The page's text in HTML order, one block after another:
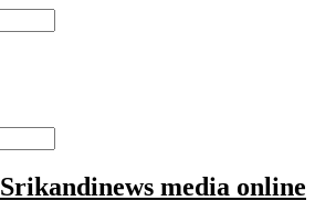
Srikandinews media online